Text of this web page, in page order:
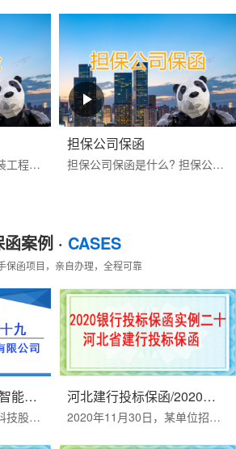
工程保险是承保建筑安装工程期间一切意外物质损失和对第三人经济赔偿责任的保险。包括建筑工程一切险与安装工程一切险,属综合性保险。保险标的为工程项目主体、工程用的机械...
担保公司保函
担保公司保函是什么? 担保公司保函是指担保公司应客户的申请而开立的有担保性质的书面承诺文件，一旦申请人未按其与受益人签订的合同的约定偿还债务或履行约定义务时，由担...
案例 · CASES
保函项目，亲自办理，全程可靠
【河北省】河北交投智能科技股份...
受益人为河北交投智能科技股份有限公司履约保函。客户2024年11月8日开始正式办理，递交资料、签合同、2024年11月12日盖章出保函。河北交投智能科技股份有限公司履约保函办理...
河北建行投标保函/2020年投标保函...
2020年11月30日，某单位招标文件要求提供银行投标保函，要求提供除开深圳建行以外的银行投标保函，选择了河北建行出具投标保函。保函担保内容为：投标人在规定的投标有效期...